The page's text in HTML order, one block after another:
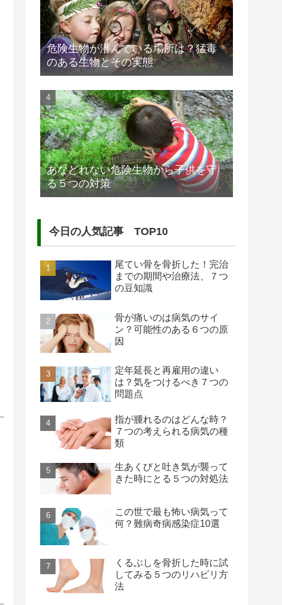
危険生物が潜んでいる場所は？猛毒
のある生物とその実態
あなどれない危険生物から子供を守
る５つの対策
今日の人気記事 TOP10
尾てい骨を骨折した！完治
までの期間や治療法、７つ
の豆知識
骨が痛いのは病気のサイ
ン？可能性のある６つの原
因
定年延長と再雇用の違い
は？気をつけるべき７つの
問題点
指が腫れるのはどんな時？
７つの考えられる病気の種
類
生あくびと吐き気が襲って
きた時にとる５つの対処法
この世で最も怖い病気って
何？難病奇病感染症10選
くるぶしを骨折した時に試
してみる５つのリハビリ方
法